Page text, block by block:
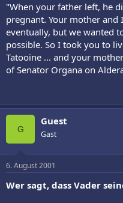
"When your father left, he
pregnant. Your mother
eventually, but we wanted
possible. So I took you to
Tatooine ... and your
of Senator Organa on
G
Guest
Gast
6. August 2001
Wer sagt, dass Vader